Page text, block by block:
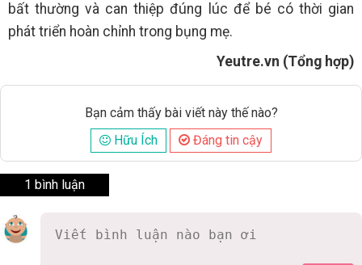
bất thường và can thiệp đúng lúc để bé có thời gian
phát triển hoàn chỉnh trong bụng mẹ.
Yeutre.vn (Tổng hợp)
Bạn cảm thấy bài viết này thế nào?
Hữu Ích
Đáng tin cậy
1 bình luận